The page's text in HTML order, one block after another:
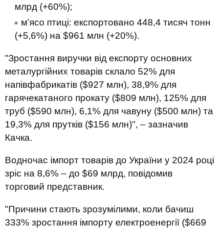
млрд (+60%);
м’ясо птиці: експортовано 448,4 тисяч тонн
(+5,6%) на $961 млн (+20%).
"Зростання виручки від експорту основних
металургійних товарів склало 52% для
напівфабрикатів ($927 млн), 38,9% для
гарячекатаного прокату ($809 млн), 125% для
труб ($590 млн), 6,1% для чавуну ($500 млн) та
19,3% для прутків ($156 млн)", – зазначив
Качка.
Водночас імпорт товарів до України у 2024 році
зріс на 8,6% – до $69 млрд, повідомив
торговий представник.
"Причини стають зрозумілими, коли бачиш
333% зростання імпорту електроенергії ($669